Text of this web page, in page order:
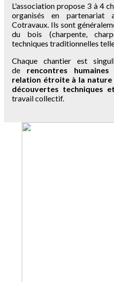
L'association propose 3 à 4
organisés en partenariat
Cotravaux. Ils sont
du bois (charpente,
techniques traditionnelles
Chaque chantier est
de rencontres
relation étroite à la nature
découvertes techniques
travail collectif.